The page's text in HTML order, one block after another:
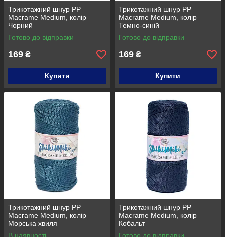
Трикотажний шнур PP
Macrame Medium, колір
Чорний
Готово до відправки
169 ₴
Купити
Трикотажний шнур PP
Macrame Medium, колір
Темно-синій
Готово до відправки
169 ₴
Купити
Трикотажний шнур PP
Macrame Medium, колір
Морська хвиля
Трикотажний шнур PP
Macrame Medium, колір
Кобальт